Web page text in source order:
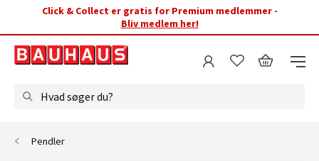
Click & Collect er gratis for Premium medlemmer -
Bliv medlem her!
Hvad søger du?
Pendler